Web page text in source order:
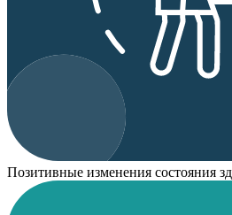
Позитивные изменения состояния